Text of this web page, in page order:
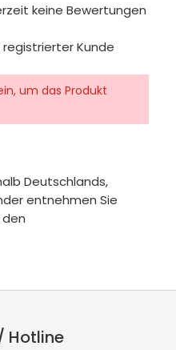
keine Bewertungen
Kunde
um das Produkt
Deutschlands,
entnehmen Sie
Hotline